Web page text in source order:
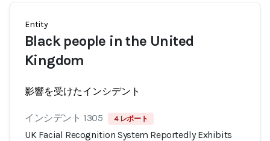
Entity
Black people in the United
Kingdom
影響を受けたインシデント
インシデント 1305 4 レポート
UK Facial Recognition System Reportedly Exhibits